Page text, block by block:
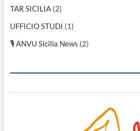
TAR SICILIA(2)
UFFICIO STUDI (1)
🎙 ANVU Sicilia News (2)